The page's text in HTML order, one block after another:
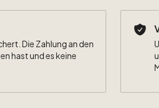
Die Zahlung an den
hast und es keine